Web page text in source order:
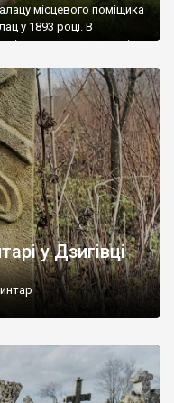
місцевого поміщика
у 1893 році. В
містилася школа, потім
лікарню. Коли із
[…]
у Дзигівці